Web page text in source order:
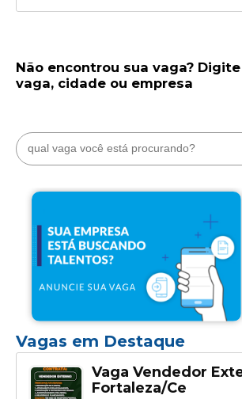
Não encontrou sua vaga?
vaga, cidade ou empresa
Vagas em Destaque
Vaga Vendedor
Fortaleza/Ce